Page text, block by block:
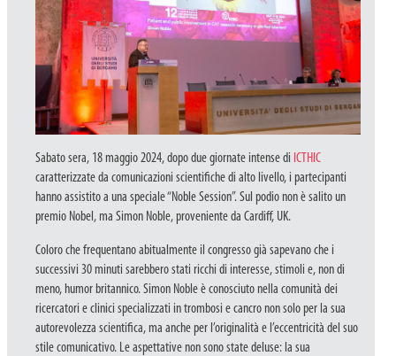
Sabato sera, 18 maggio 2024, dopo due giornate intense di ICTHIC
caratterizzate da comunicazioni scientifiche di alto livello, i partecipanti
hanno assistito a una speciale “Noble Session”. Sul podio non è salito un
premio Nobel, ma Simon Noble, proveniente da Cardiff, UK.
Coloro che frequentano abitualmente il congresso già sapevano che i
successivi 30 minuti sarebbero stati ricchi di interesse, stimoli e, non di
meno, humor britannico. Simon Noble è conosciuto nella comunità dei
ricercatori e clinici specializzati in trombosi e cancro non solo per la sua
autorevolezza scientifica, ma anche per l’originalità e l’eccentricità del suo
stile comunicativo. Le aspettative non sono state deluse: la sua